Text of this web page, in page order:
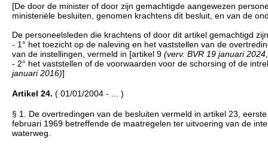
[De door de minister of door zijn gemachtigde aangewezen
ministeriële besluiten, genomen krachtens dit besluit, en van de
De personeelsleden die krachtens of door dit artikel gemachtigd
- 1° het toezicht op de naleving en het vaststellen van de
van de instellingen, vermeld in [artikel 9 (verv. BVR 19 januari
- 2° het vaststellen of de voorwaarden voor de schorsing of de
januari 2016)]
Artikel 24. ( 01/01/2004 - ... )
§ 1. De overtredingen van de besluiten vermeld in artikel 23,
februari 1969 betreffende de maatregelen ter uitvoering van de
waterweg.